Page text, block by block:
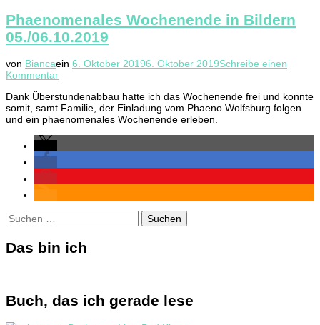
Phaenomenales Wochenende in Bildern
05./06.10.2019
von Biancaein 6. Oktober 20196. Oktober 2019Schreibe einen
Kommentarzu
Wochenende
in
Bildern
Dank Überstundenabbau hatte ich das Wochenende frei und konnte
somit, samt Familie, der Einladung vom Phaeno Wolfsburg folgen
und ein phaenomenales Wochenende erleben.
Suchen
nach:
Das bin ich
Buch, das ich gerade lese